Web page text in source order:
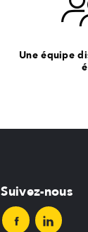
Une équipe
Suivez-nous